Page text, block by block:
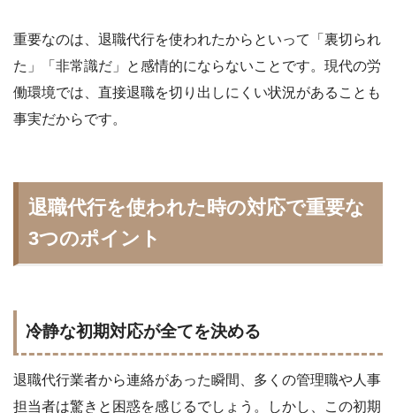
重要なのは、退職代行を使われたからといって「裏切られ
た」「非常識だ」と感情的にならないことです。現代の労
働環境では、直接退職を切り出しにくい状況があることも
事実だからです。
退職代行を使われた時の対応で重要な
3つのポイント
冷静な初期対応が全てを決める
退職代行業者から連絡があった瞬間、多くの管理職や人事
担当者は驚きと困惑を感じるでしょう。しかし、この初期